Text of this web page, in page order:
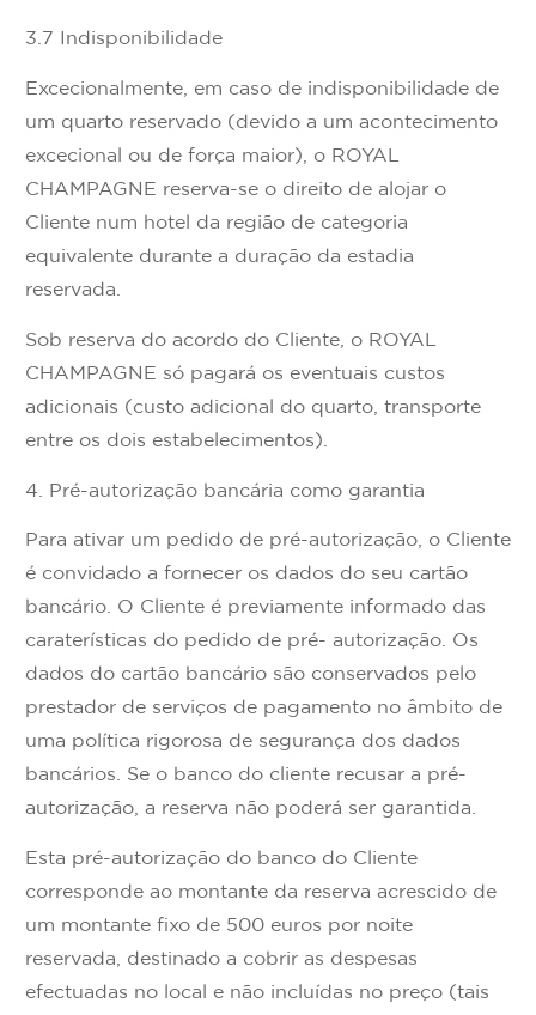
3.7 Indisponibilidade
Excecionalmente, em caso de indisponibilidade de
um quarto reservado (devido a um acontecimento
excecional ou de força maior), o ROYAL
CHAMPAGNE reserva-se o direito de alojar o
Cliente num hotel da região de categoria
equivalente durante a duração da estadia
reservada.
Sob reserva do acordo do Cliente, o ROYAL
CHAMPAGNE só pagará os eventuais custos
adicionais (custo adicional do quarto, transporte
entre os dois estabelecimentos).
4. Pré-autorização bancária como garantia
Para ativar um pedido de pré-autorização, o Cliente
é convidado a fornecer os dados do seu cartão
bancário. O Cliente é previamente informado das
caraterísticas do pedido de pré- autorização. Os
dados do cartão bancário são conservados pelo
prestador de serviços de pagamento no âmbito de
uma política rigorosa de segurança dos dados
bancários. Se o banco do cliente recusar a pré-
autorização, a reserva não poderá ser garantida.
Esta pré-autorização do banco do Cliente
corresponde ao montante da reserva acrescido de
um montante fixo de 500 euros por noite
reservada, destinado a cobrir as despesas
efectuadas no local e não incluídas no preço (tais